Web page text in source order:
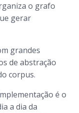
o grafo
gerar
grandes
de abstração
corpus.
é o
a dia da